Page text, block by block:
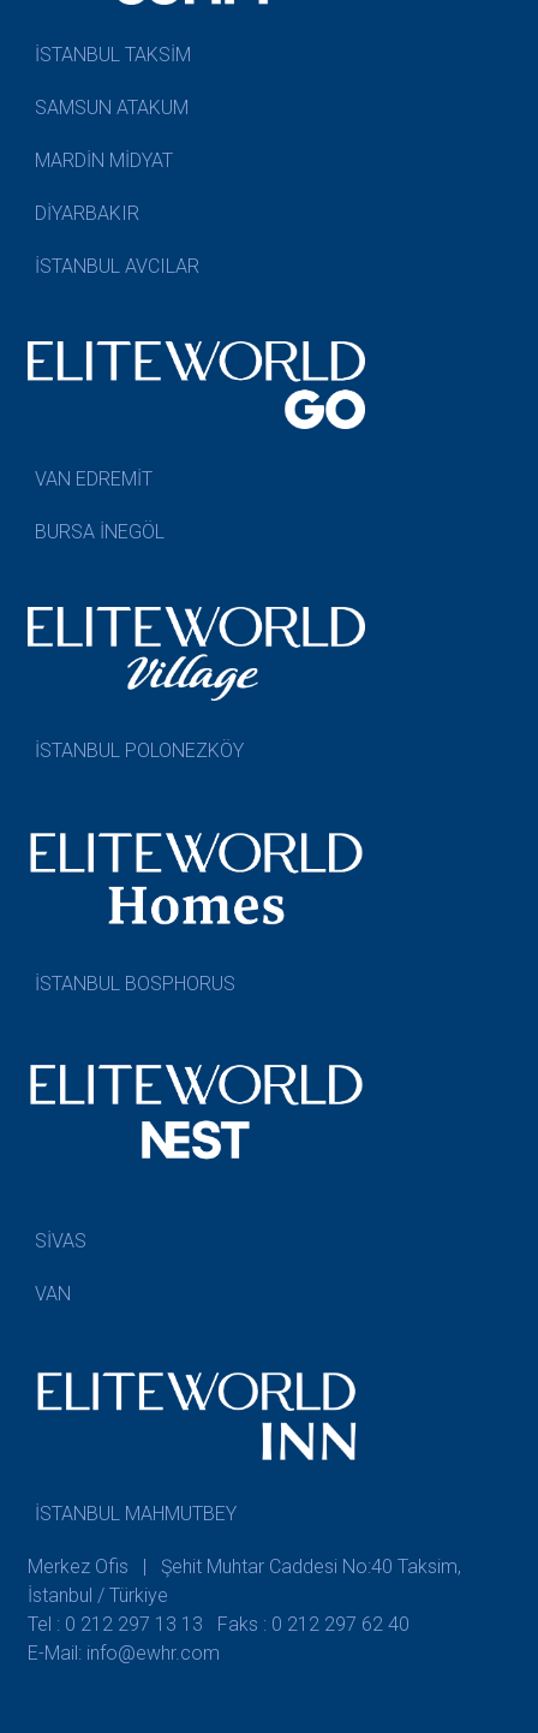
İSTANBUL TAKSİM
SAMSUN ATAKUM
MARDİN MİDYAT
DİYARBAKIR
İSTANBUL AVCILAR
VAN EDREMİT
BURSA İNEGÖL
İSTANBUL POLONEZKÖY
İSTANBUL BOSPHORUS
SİVAS
VAN
İSTANBUL MAHMUTBEY
Merkez Ofis | Şehit Muhtar Caddesi No:40 Taksim,
İstanbul / Türkiye
Tel : 0 212 297 13 13
Faks : 0 212 297 62 40
E-Mail: info@ewhr.com